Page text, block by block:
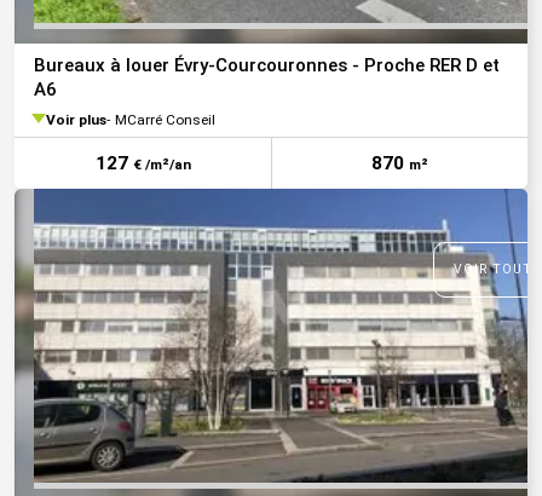
Bureaux à louer Évry-Courcouronnes - Proche RER D et
A6
Voir plus MCarré Conseil
127 € /m²/an 870 m²
VOIR